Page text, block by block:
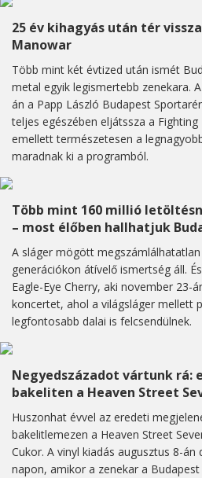
25 év kihagyás után tér
Manowar
Több mint két évtized után ismét
metal egyik legismertebb zenekara.
án a Papp László Budapest
teljes egészében eljátssza a
emellett természetesen a
maradnak ki a programból.
Több mint 160 millió
– most élőben hallhatjuk
A sláger mögött
generációkon átívelő ismertség áll.
Eagle-Eye Cherry, aki november 23-
koncertet, ahol a világsláger mellett
legfontosabb dalai is felcsendülnek.
Negyedszázadot vártunk rá:
bakeliten a Heaven Street
Huszonhat évvel az eredeti
bakelitlemezen a Heaven Street
Cukor. A vinyl kiadás augusztus 8-án
napon, amikor a zenekar a Budapest